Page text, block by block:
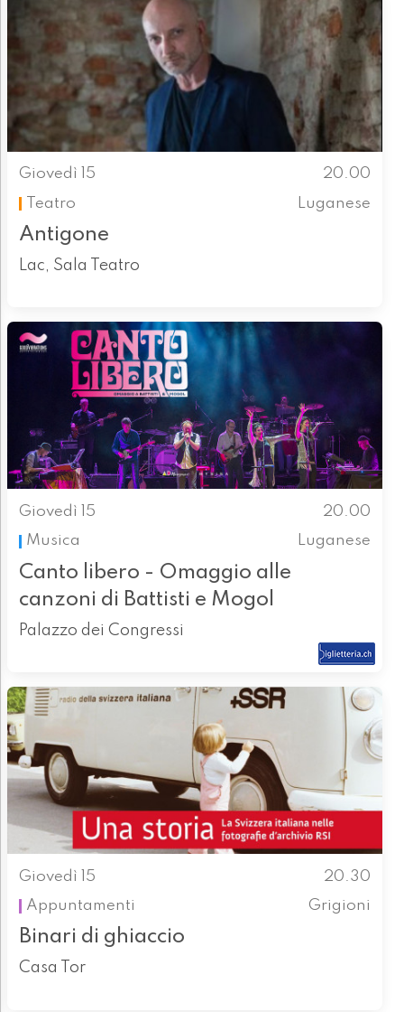
Giovedì 15
20.00
Teatro
Luganese
Antigone
Lac, Sala Teatro
Giovedì 15
20.00
Musica
Luganese
Canto libero - Omaggio alle
canzoni di Battisti e Mogol
Palazzo dei Congressi
Giovedì 15
20.30
Appuntamenti
Grigioni
Binari di ghiaccio
Casa Tor